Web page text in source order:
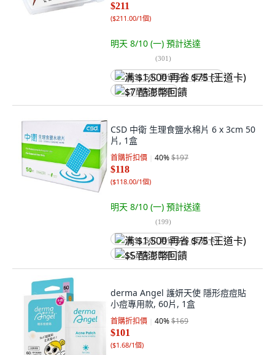
$211
($211.00/1個)
明天 8/10 (一) 預計送達
(301)
满 $1,500 再省 $75 (王道卡)
$7 酷澎幣回饋
CSD 中衛 生理食鹽水棉片 6 x 3cm 50
片, 1盒
首購折扣價 40%$197
$118
($118.00/1個)
明天 8/10 (一) 預計送達
(199)
满 $1,500 再省 $75 (王道卡)
$5 酷澎幣回饋
derma Angel 護妍天使 隱形痘痘貼
小痘專用款, 60片, 1盒
首購折扣價 40%$169
$101
($1.68/1個)